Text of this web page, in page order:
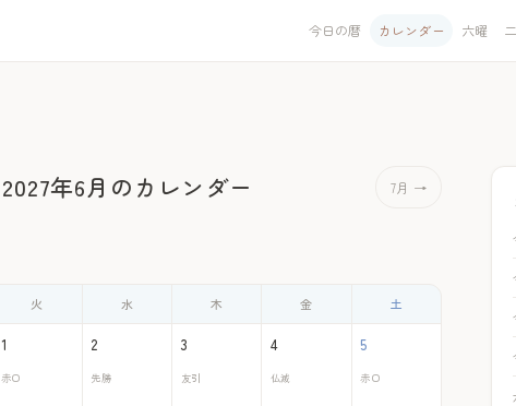
今日の暦 カレンダー 六曜
2027年6月のカレンダー 7月 →
火 水 木 金 土
1
赤口
2
先勝
3
友引
4
仏滅
5
赤口